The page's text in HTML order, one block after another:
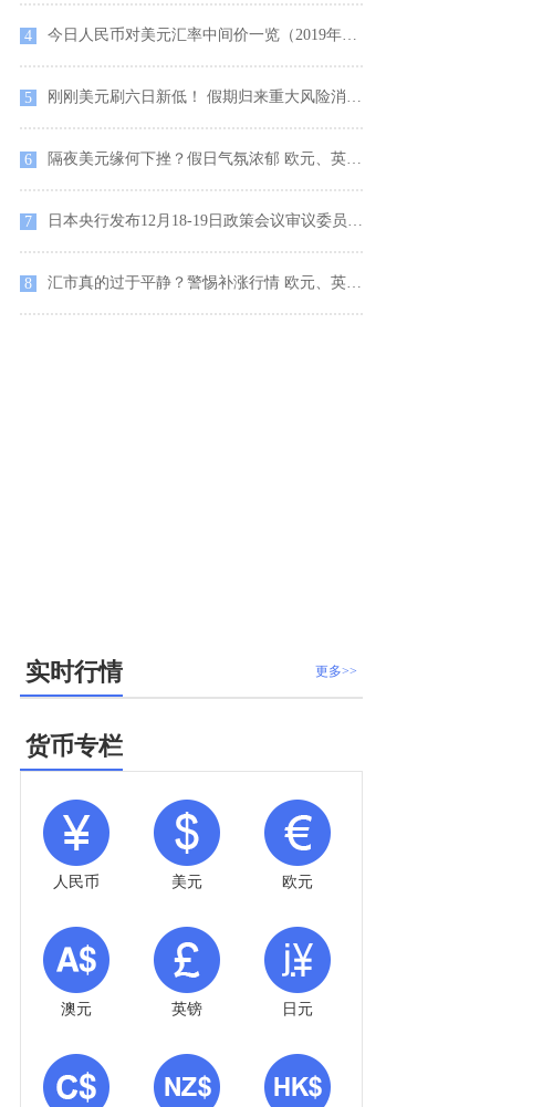
4 今日人民币对美元汇率中间价一览（2019年12月27日）
5 刚刚美元刷六日新低！ 假期归来重大风险消退 欧元、英镑、澳元走势分析
6 隔夜美元缘何下挫？假日气氛浓郁 欧元、英镑、日元走势分析
7 日本央行发布12月18-19日政策会议审议委员意见摘要
8 汇市真的过于平静？警惕补涨行情 欧元、英镑、日元及澳元走势预测
更多>>
实时行情
货币专栏
人民币 美元 欧元
澳元 英镑 日元